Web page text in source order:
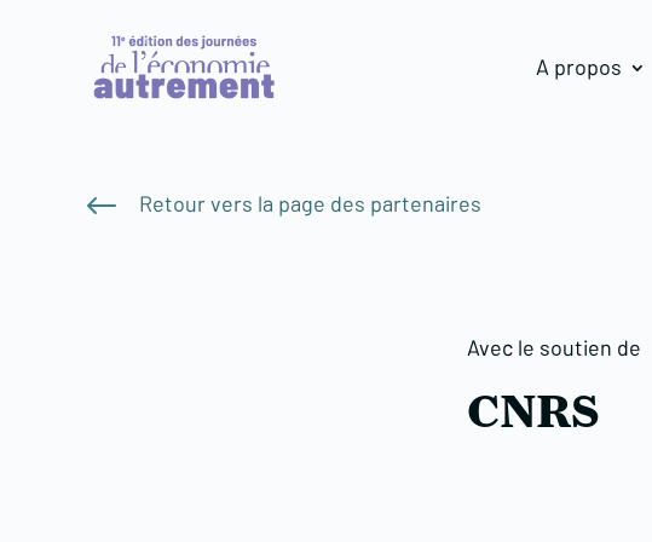
A propos
# Retour vers la page des partenaires
Avec le soutien de
CNRS